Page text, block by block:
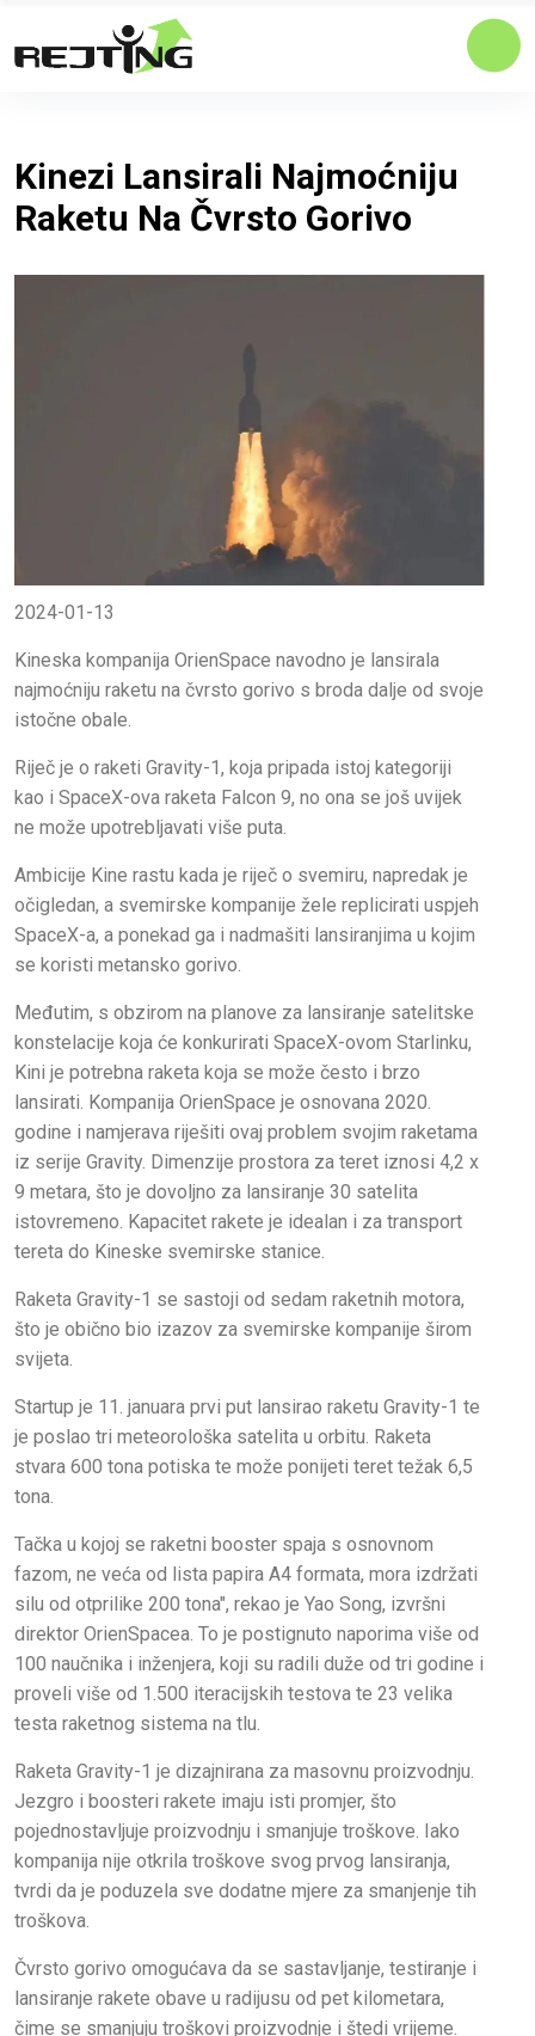
Kinezi Lansirali Najmoćniju
Raketu Na Čvrsto Gorivo
2024-01-13
Kineska kompanija OrienSpace navodno je lansirala
najmoćniju raketu na čvrsto gorivo s broda dalje od svoje
istočne obale.
Riječ je o raketi Gravity-1, koja pripada istoj kategoriji
kao i SpaceX-ova raketa Falcon 9, no ona se još uvijek
ne može upotrebljavati više puta.
Ambicije Kine rastu kada je riječ o svemiru, napredak je
očigledan, a svemirske kompanije žele replicirati uspjeh
SpaceX-a, a ponekad ga i nadmašiti lansiranjima u kojim
se koristi metansko gorivo.
Međutim, s obzirom na planove za lansiranje satelitske
konstelacije koja će konkurirati SpaceX-ovom Starlinku,
Kini je potrebna raketa koja se može često i brzo
lansirati. Kompanija OrienSpace je osnovana 2020.
godine i namjerava riješiti ovaj problem svojim raketama
iz serije Gravity. Dimenzije prostora za teret iznosi 4,2 x
9 metara, što je dovoljno za lansiranje 30 satelita
istovremeno. Kapacitet rakete je idealan i za transport
tereta do Kineske svemirske stanice.
Raketa Gravity-1 se sastoji od sedam raketnih motora,
što je obično bio izazov za svemirske kompanije širom
svijeta.
Startup je 11. januara prvi put lansirao raketu Gravity-1 te
je poslao tri meteorološka satelita u orbitu. Raketa
stvara 600 tona potiska te može ponijeti teret težak 6,5
tona.
Tačka u kojoj se raketni booster spaja s osnovnom
fazom, ne veća od lista papira A4 formata, mora izdržati
silu od otprilike 200 tona", rekao je Yao Song, izvršni
direktor OrienSpacea. To je postignuto naporima više od
100 naučnika i inženjera, koji su radili duže od tri godine i
proveli više od 1.500 iteracijskih testova te 23 velika
testa raketnog sistema na tlu.
Raketa Gravity-1 je dizajnirana za masovnu proizvodnju.
Jezgro i boosteri rakete imaju isti promjer, što
pojednostavljuje proizvodnju i smanjuje troškove. Iako
kompanija nije otkrila troškove svog prvog lansiranja,
tvrdi da je poduzela sve dodatne mjere za smanjenje tih
troškova.
Čvrsto gorivo omogućava da se sastavljanje, testiranje i
lansiranje rakete obave u radijusu od pet kilometara,
čime se smanjuju troškovi proizvodnje i štedi vrijeme.